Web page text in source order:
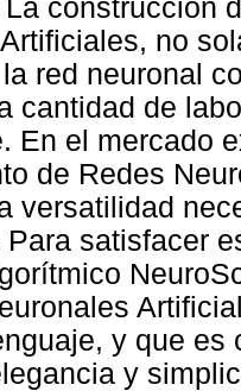
La construcción
no
red neuronal
cantidad de
En el mercado
de Redes
versatilidad
satisfacer
y que
y